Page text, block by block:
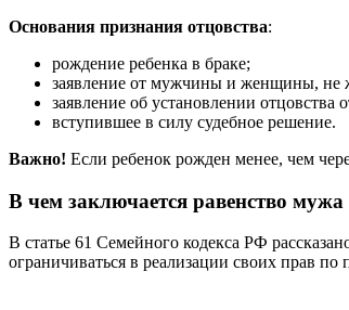
Основания признания отцовства:
рождение ребенка в браке;
заявление от мужчины и женщины, не
заявление об установлении отцовства
вступившее в силу судебное решение.
Важно! Если ребенок рожден менее, чем
В чем заключается равенство
В статье 61 Семейного кодекса РФ
ограничиваться в реализации своих прав по